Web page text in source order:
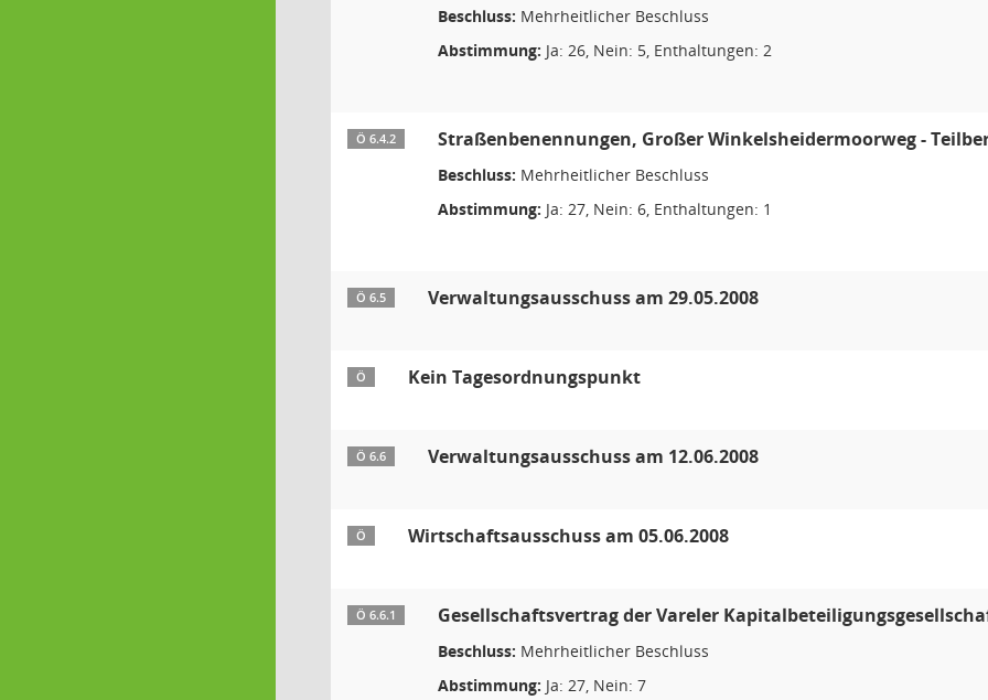
Beschluss: Mehrheitlicher Beschluss
Abstimmung: Ja: 26, Nein: 5, Enthaltungen: 2
Ö 6.4.2 Straßenbenennungen, Großer Winkelsheidermoorweg -
Beschluss: Mehrheitlicher Beschluss
Abstimmung: Ja: 27, Nein: 6, Enthaltungen: 1
Ö 6.5 Verwaltungsausschuss am 29.05.2008
Ö Kein Tagesordnungspunkt
Ö 6.6 Verwaltungsausschuss am 12.06.2008
Ö Wirtschaftsausschuss am 05.06.2008
Ö 6.6.1 Gesellschaftsvertrag der Vareler
Beschluss: Mehrheitlicher Beschluss
Abstimmung: Ja: 27, Nein: 7